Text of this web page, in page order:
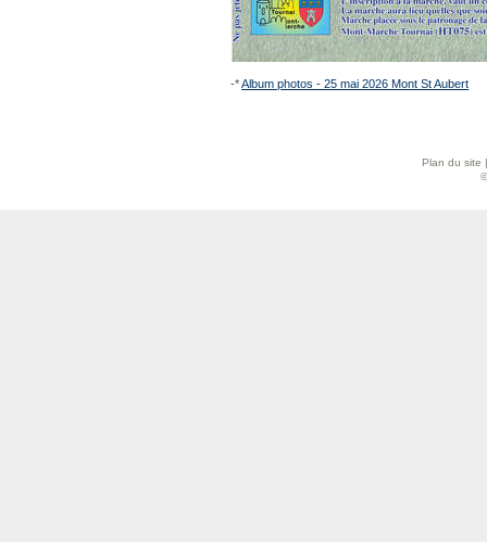
-*Album photos - 25 mai 2026 Mont St Aubert
Plan du site